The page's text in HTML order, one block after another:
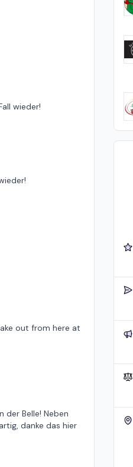
wieder!
out from here at
der Belle! Neben
danke das hier